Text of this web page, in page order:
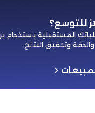
للتوسع؟
المستقبلية باستخدام
وتحقيق النتائج.